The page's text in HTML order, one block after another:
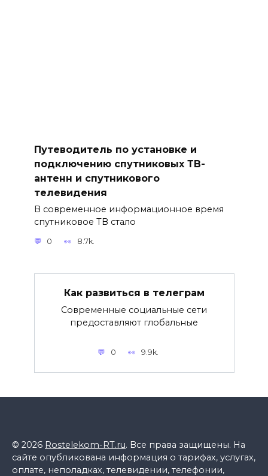
Путеводитель по установке и
подключению спутниковых ТВ-
антенн и спутникового
телевидения
В современное информационное время
спутниковое ТВ стало
0 8.7k.
Как развиться в телеграм
Современные социальные сети
предоставляют глобальные
0 9.9k.
© 2026 Rostelekom-RT.ru. Все права защищены. На
сайте опубликована информация о тарифах, услугах,
оплате, неполадках, телевидении, телефонии,